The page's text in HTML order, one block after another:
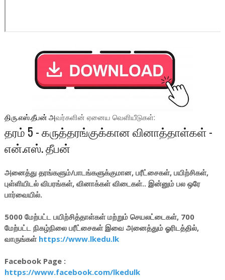
திரு.எஸ்.தீபன் அவர்களின் ஏனைய வெளியீடுகள்:
தரம் 5 - கருத்தரங்குக்கான வினாத்தாள்கள் -
என்.எஸ். தீபன்
அனைத்து தரங்களும்/பாடங்களுக்குமான, பரீட்சைகள், பயிற்சிகள்,
புள்ளியிடல் விபரங்கள், வினாக்கள் விடைகள்.. இன்னும் பல ஒரே
பார்வையில்.
5000 மேற்பட்ட பயிற்சித்தாள்கள் மற்றும் செயலட்டைகள், 700
மேற்பட்ட நிகழ்நிலை பரீட்சைகள் இவை அனைத்தும் ஓரிடத்தில்,
வாருங்கள் https://www.lkedu.lk
Facebook Page :
https://www.facebook.com/lkedulk